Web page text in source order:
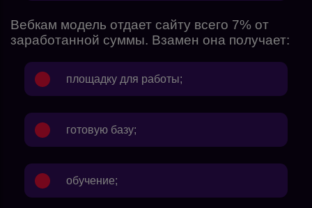
Вебкам модель отдает сайту всего 7% от
заработанной суммы. Взамен она получает:
площадку для работы;
готовую базу;
обучение;